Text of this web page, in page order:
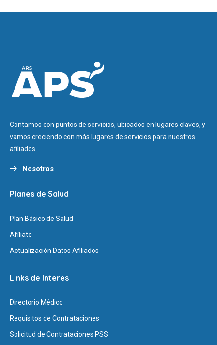
Contamos con puntos de servicios, ubicados en lugares claves, y
vamos creciendo con más lugares de servicios para nuestros
afiliados.
Nosotros
Planes de Salud
Plan Básico de Salud
Afíliate
Actualización Datos Afiliados
Links de Interes
Directorio Médico
Requisitos de Contrataciones
Solicitud de Contrataciones PSS